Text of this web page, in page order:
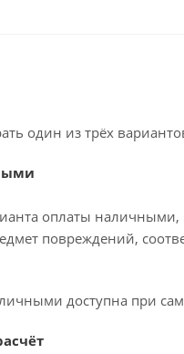
один из трёх
оплаты наличными,
повреждений,
доступна при